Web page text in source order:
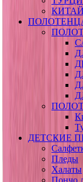
КИТАЙ
ДЕТСКИЕ
Пледы
Халаты
Пончо